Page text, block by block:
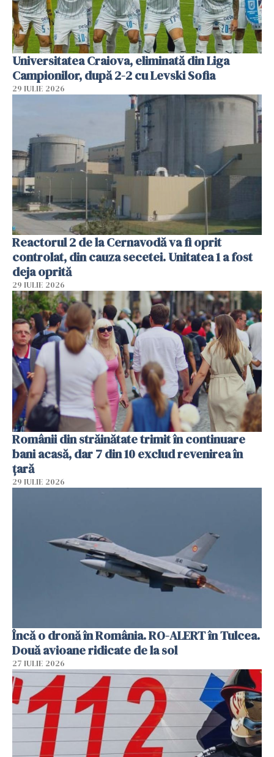
Universitatea Craiova, eliminată din Liga
Campionilor, după 2-2 cu Levski Sofia
29 IULIE 2026
Reactorul 2 de la Cernavodă va fi oprit
controlat, din cauza secetei. Unitatea 1 a fost
deja oprită
29 IULIE 2026
Românii din străinătate trimit în continuare
bani acasă, dar 7 din 10 exclud revenirea în
țară
29 IULIE 2026
Încă o dronă în România. RO-ALERT în Tulcea.
Două avioane ridicate de la sol
27 IULIE 2026